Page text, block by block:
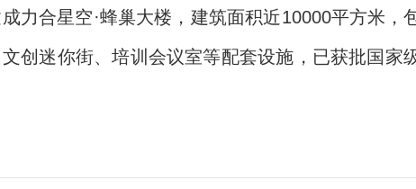
力合星空·蜂巢大楼，建筑面积近10000平方米，
创迷你街、培训会议室等配套设施，已获批国家